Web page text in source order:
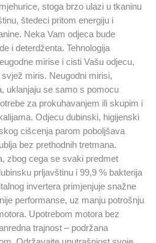
stoga brzo ulazi u tkaninu
štedeci pritom energiju i
Neka Vam odjeca bude
i deterdženta. Tehnologija
mirise i cisti Vašu odjecu,
miris. Neugodni mirisi,
uklanjaju se samo s pomocu
za prokuhavanjem ili skupim i
Odjecu dubinski, higijenski
cišcenja parom poboljšava
bez prethodnih tretmana.
zbog cega se svaki predmet
prljavštinu i 99,9 % bakterija
invertera primjenjuje snažne
performanse, uz manju potrošnju
Upotrebom motora bez
trajnost – podržana